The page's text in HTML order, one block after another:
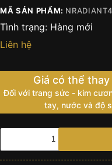
MÃ SẢN PHẨM: NRADIANT4
Tình trạng: Hàng mới
Liên hệ
Giá có thể
Đối với trang sức - kim
tay, nước và độ
Nhẫn
Diamond